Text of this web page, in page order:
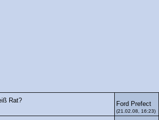
Rat? Ford Prefect
(21.02.08, 16:23)